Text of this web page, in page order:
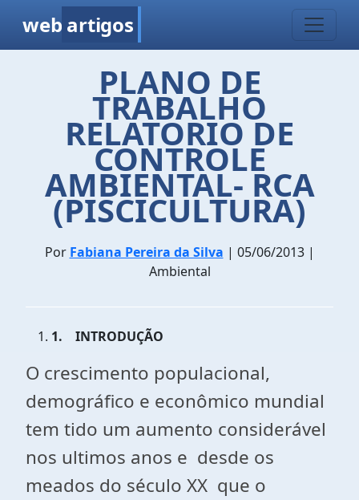
web artigos
PLANO DE
TRABALHO
RELATORIO DE
CONTROLE
AMBIENTAL- RCA
(PISCICULTURA)
Por Fabiana Pereira da Silva | 05/06/2013 |
Ambiental
1. INTRODUÇÃO
O crescimento populacional,
demográfico e econômico mundial
tem tido um aumento considerável
nos ultimos anos e desde os
meados do século XX que o